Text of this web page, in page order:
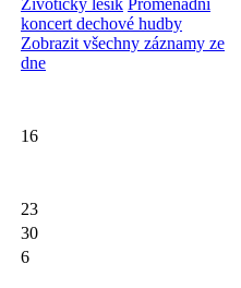
Životický lesík Promenádní
koncert dechové hudby
Zobrazit všechny záznamy ze
dne
16
23
30
6